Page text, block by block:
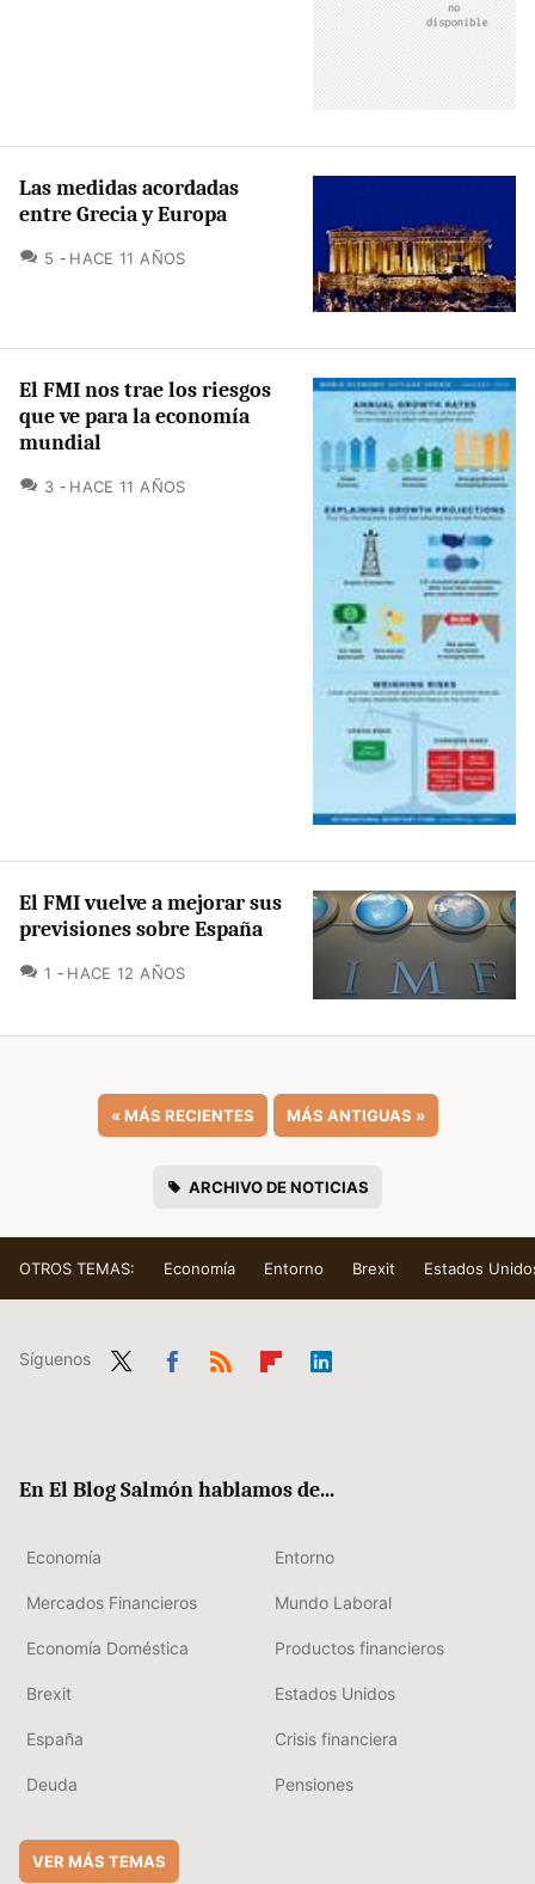
Las medidas acordadas
entre Grecia y Europa
5 COMENTARIOS
HACE 11 AÑOS
El FMI nos trae los riesgos
que ve para la economía
mundial
3 COMENTARIOS
HACE 11 AÑOS
El FMI vuelve a mejorar sus
previsiones sobre España
1 COMENTARIOS
HACE 12 AÑOS
«MÁS RECIENTES MÁS ANTIGUAS »
ARCHIVO DE NOTICIAS
OTROS TEMAS: Economía Entorno Brexit Estados
Síguenos
En El Blog Salmón hablamos de...
Economía Entorno
Mercados Financieros Mundo Laboral
Economía Doméstica Productos financieros
Brexit Estados Unidos
España Crisis financiera
Deuda Pensiones
VER MÁS TEMAS